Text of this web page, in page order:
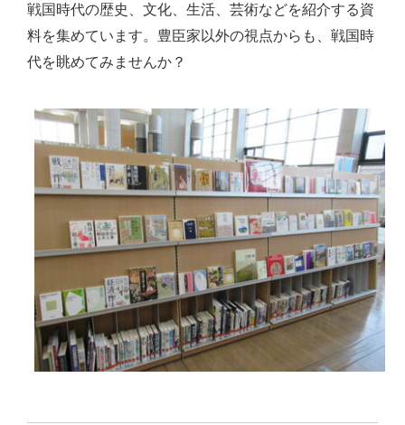
戦国時代の歴史、文化、生活、芸術などを紹介する資
料を集めています。豊臣家以外の視点からも、戦国時
代を眺めてみませんか？